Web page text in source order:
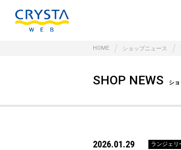
HOME ショップニュース
SHOP NEWS シ
2026.01.29 ランジェリ